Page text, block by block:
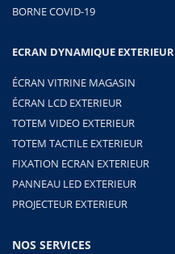
BORNE COVID-19
ECRAN DYNAMIQUE EXTERIEUR
ÉCRAN VITRINE MAGASIN
ÉCRAN LCD EXTERIEUR
TOTEM VIDEO EXTERIEUR
TOTEM TACTILE EXTERIEUR
FIXATION ECRAN EXTERIEUR
PANNEAU LED EXTERIEUR
PROJECTEUR EXTERIEUR
NOS SERVICES